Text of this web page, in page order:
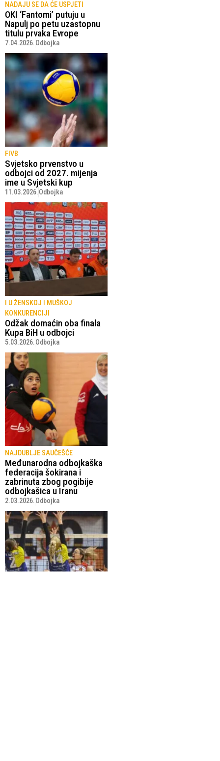
NADAJU SE DA ĆE USPJETI
OKI ‘Fantomi’ putuju u
Napulj po petu uzastopnu
titulu prvaka Evrope
7.04.2026.Odbojka
FIVB
Svjetsko prvenstvo u
odbojci od 2027. mijenja
ime u Svjetski kup
11.03.2026.Odbojka
I U ŽENSKOJ I MUŠKOJ
KONKURENCIJI
Odžak domaćin oba finala
Kupa BiH u odbojci
5.03.2026.Odbojka
NAJDUBLJE SAUČEŠĆE
Međunarodna odbojkaška
federacija šokirana i
zabrinuta zbog pogibije
odbojkašica u Iranu
2.03.2026.Odbojka